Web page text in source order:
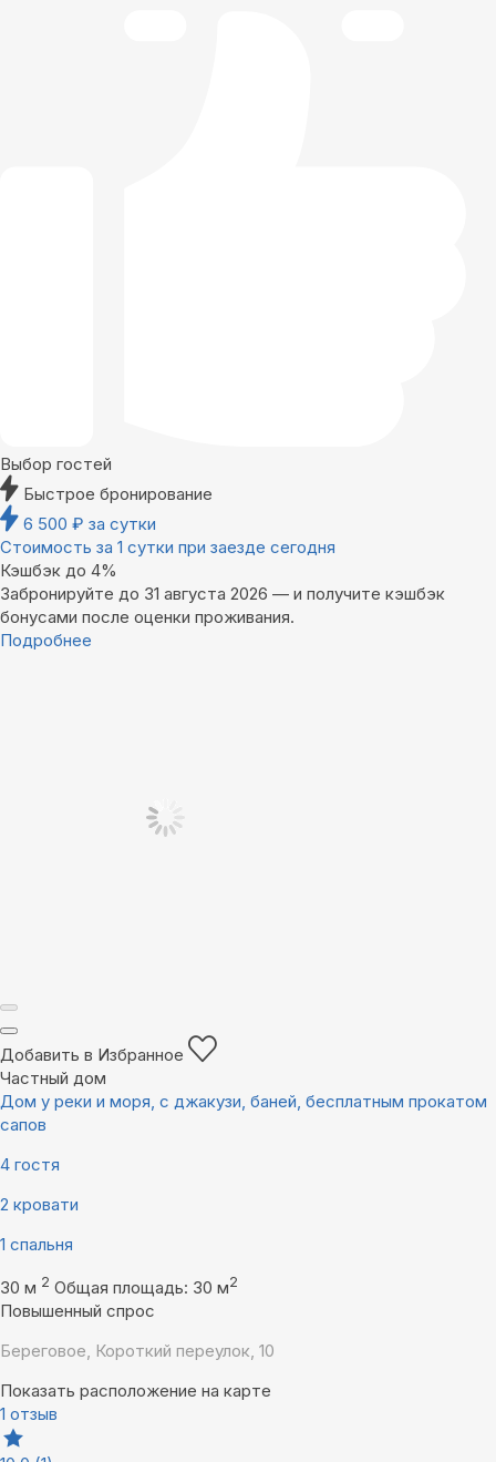
Выбор гостей
Быстрое бронирование
6 500 ₽ за сутки
Стоимость за 1 сутки при заезде сегодня
Кэшбэк до 4%
Забронируйте до 31 августа 2026 — и получите кэшбэк
бонусами после оценки проживания.
Подробнее
Добавить в Избранное
Частный дом
Дом у реки и моря, с джакузи, баней, бесплатным прокатом
сапов
4 гостя
2 кровати
1 спальня
30 м 2 Общая площадь: 30 м2
Повышенный спрос
Береговое, Короткий переулок, 10
Показать расположение на карте
1 отзыв